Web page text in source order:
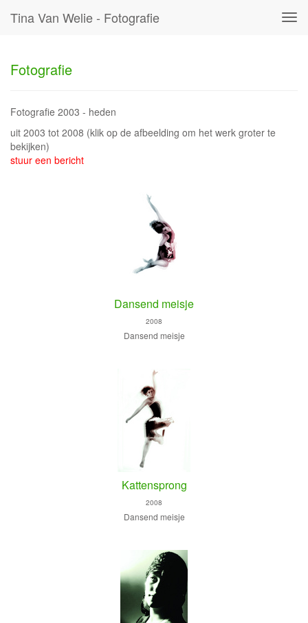
Tina Van Welie - Fotografie
Fotografie
Fotografie 2003 - heden
uit 2003 tot 2008 (klik op de afbeelding om het werk groter te
bekijken)
stuur een bericht
Dansend meisje
2008
Dansend meisje
Kattensprong
2008
Dansend meisje